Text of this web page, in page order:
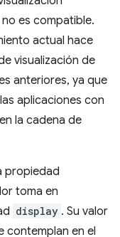
no es compatible.
actual hace
visualización de
anteriores, ya que
aplicaciones con
la cadena de
propiedad
toma en
display . Su valor
contemplan en el